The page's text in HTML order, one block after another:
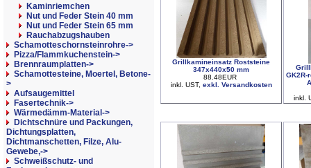
Kaminriemchen
Nut und Feder Stein 40 mm
Nut und Feder Stein 65 mm
Rauchabzugshauben
Schamotteschornsteinrohre->
Pizza/Flammkuchenstein->
Brennraumplatten->
Schamottesteine, Moertel, Betone-
>
Aufsaugemittel
Fasertechnik->
Wärmedämm-Material->
Dichtschnüre und Packungen,
Dichtungsplatten,
Dichtmanschetten, Filze, Alu-
Gewebe,->
Schweißschutz- und
Grillkamineinsatz Roststeine
347x440x50 mm
88.48EUR
inkl. UST, exkl. Versandkosten
GK2R-
inkl.